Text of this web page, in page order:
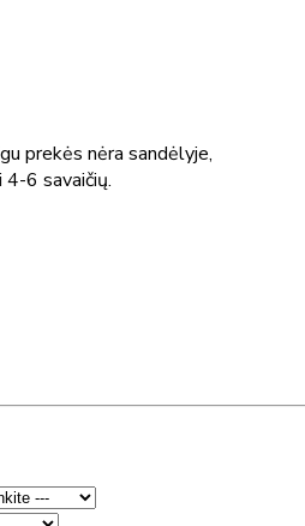
prekės nėra sandėlyje,
6 savaičių.